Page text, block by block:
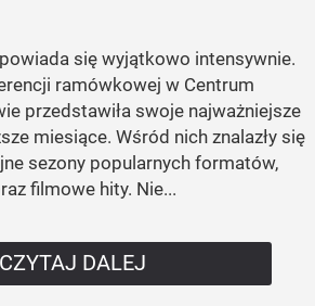
się wyjątkowo intensywnie.
ramówkowej w Centrum
przedstawiła swoje najważniejsze
miesiące. Wśród nich znalazły się
sezony popularnych formatów,
filmowe hity. Nie...
CZYTAJ DALEJ